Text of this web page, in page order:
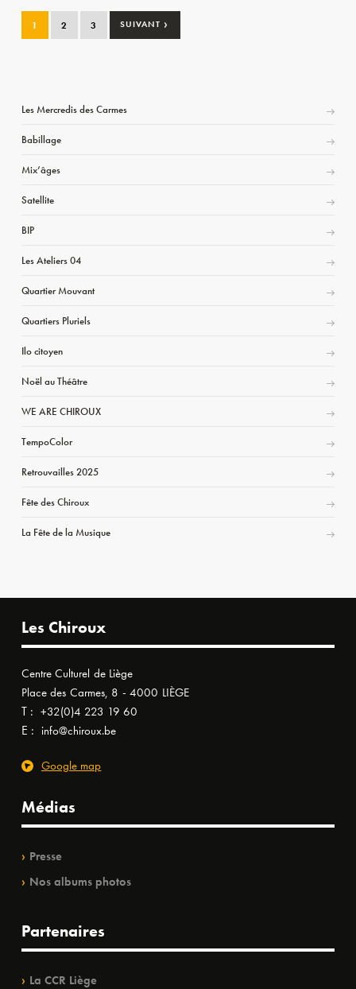
1 2 3 SUIVANT ›
Les Mercredis des Carmes
Babillage
Mix’âges
Satellite
BIP
Les Ateliers 04
Quartier Mouvant
Quartiers Pluriels
Ilo citoyen
Noël au Théâtre
WE ARE CHIROUX
TempoColor
Retrouvailles 2025
Fête des Chiroux
La Fête de la Musique
Les Chiroux
Centre Culturel de Liège
Place des Carmes, 8 - 4000 LIÈGE
T : +32(0)4 223 19 60
E : info@chiroux.be
Google map
Médias
Presse
Nos albums photos
Partenaires
La CCR Liège